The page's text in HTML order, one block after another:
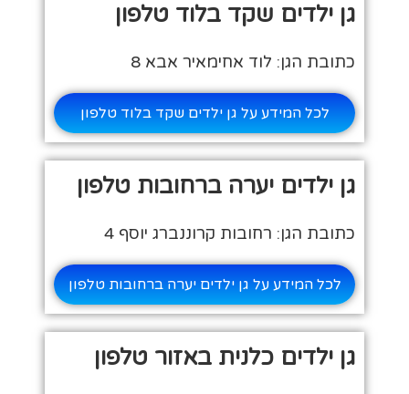
גן ילדים שקד בלוד טלפון
כתובת הגן: לוד אחימאיר אבא 8
לכל המידע על גן ילדים שקד בלוד טלפון
גן ילדים יערה ברחובות טלפון
כתובת הגן: רחובות קרוננברג יוסף 4
לכל המידע על גן ילדים יערה ברחובות טלפון
גן ילדים כלנית באזור טלפון